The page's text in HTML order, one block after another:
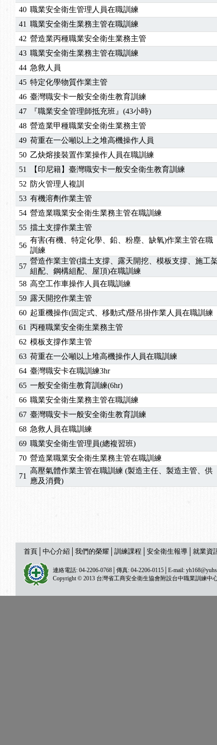
40 職業安全衛生管理人員在職訓練
41 職業安全衛生業務主管在職訓練
42 營造業丙種職業安全衛生業務主管
43 職業安全衛生業務主管在職訓練
44 急救人員
45 特定化學物質作業主管
46 臺灣職安卡一般安全衛生教育訓練
47
『職業安全管理師抵充班』(43小時)
48 營造業甲種職業安全衛生業務主管
49 荷重在一公噸以上之堆高機操作人員
50 乙炔熔接裝置作業操作人員在職訓練
51
【印尼籍】臺灣職安卡一般安全衛生教育訓練
52 防火管理人複訓
53 有機溶劑作業主管
54 營造業職業安全衛生業務主管在職訓練
55 擋土支撐作業主管
56
有害(有機、特定化學、鉛、粉塵、缺氧)作業主管在職
訓練
57
營造作業主管(擋土支撐、露天開挖、模板支撐、施工
組配、鋼構組配、屋頂)在職訓練
58 高空工作車操作人員在職訓練
59 露天開挖作業主管
60 起重機操作(固定式、移動式)暨吊掛作業人員在職訓練
61 丙種職業安全衛生業務主管
62 模板支撐作業主管
63 荷重在一公噸以上堆高機操作人員在職訓練
64 臺灣職安卡在職訓練3hr
65 一般安全衛生教育訓練(6hr)
66 職業安全衛生業務主管在職訓練
67 臺灣職安卡一般安全衛生教育訓練
68 急救人員在職訓練
69 職業安全衛生管理員(總複習班)
70 營造業職業安全衛生業務主管在職訓練
71
高壓氣體作業主管在職訓練 (製造主任、製造主管、供
應及消費)
首頁 中心介紹 我們的榮耀 訓練課程 安全衛生報導 就業資
連絡電話: 04-2206-0768│傳真: 04-2206-0115│E-mail:
Copyright © 2013 台灣省工商安全衛生協會附設台中職業訓練中